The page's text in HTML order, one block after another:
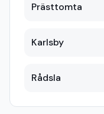
Prästtomta
Karlsby
Rådsla